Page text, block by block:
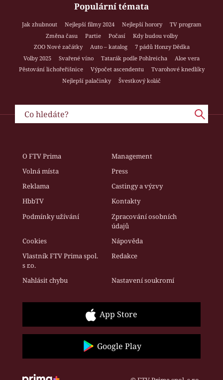
Populární témata
Jak zhubnout Nejlepší filmy 2024 Nejlepší horory
TV program
Změna času
Partie Počasí
Kdy budou volby
ZOO Nové začátky
Auto – katalog
7 pádů Honzy Dědka
Volby 2025
Svařené víno Tatarák podle Pohlreicha
Aloe vera
Pěstování lichořeřišnice
Výpočet ascendentu
Tvarohové knedlíky
Nejlepší palačinky
Švestkový koláč
O FTV Prima
Management
Volná místa
Press
Reklama
Castingy a výzvy
HbbTV
Kontakty
Podmínky užívání
Zpracování osobních
údajů
Cookies
Nápověda
Vlastník FTV Prima spol.
s r.o.
Redakce
Nahlásit chybu Nastavení soukromí
App Store
Google Play